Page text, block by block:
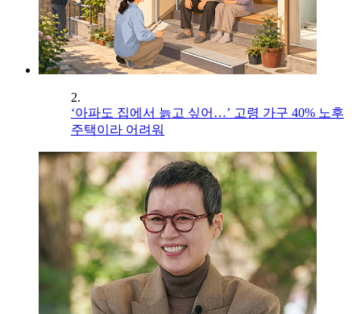
2.
‘아파도 집에서 늙고 싶어…’ 고령 가구 40% 노후
주택이라 어려워